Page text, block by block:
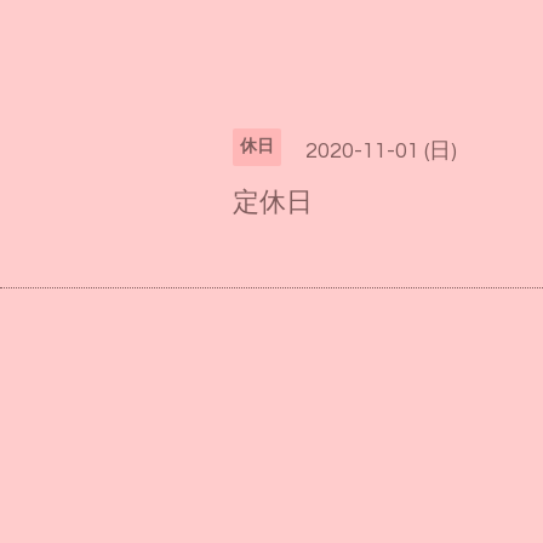
休日 2020-11-01 (日)
定休日